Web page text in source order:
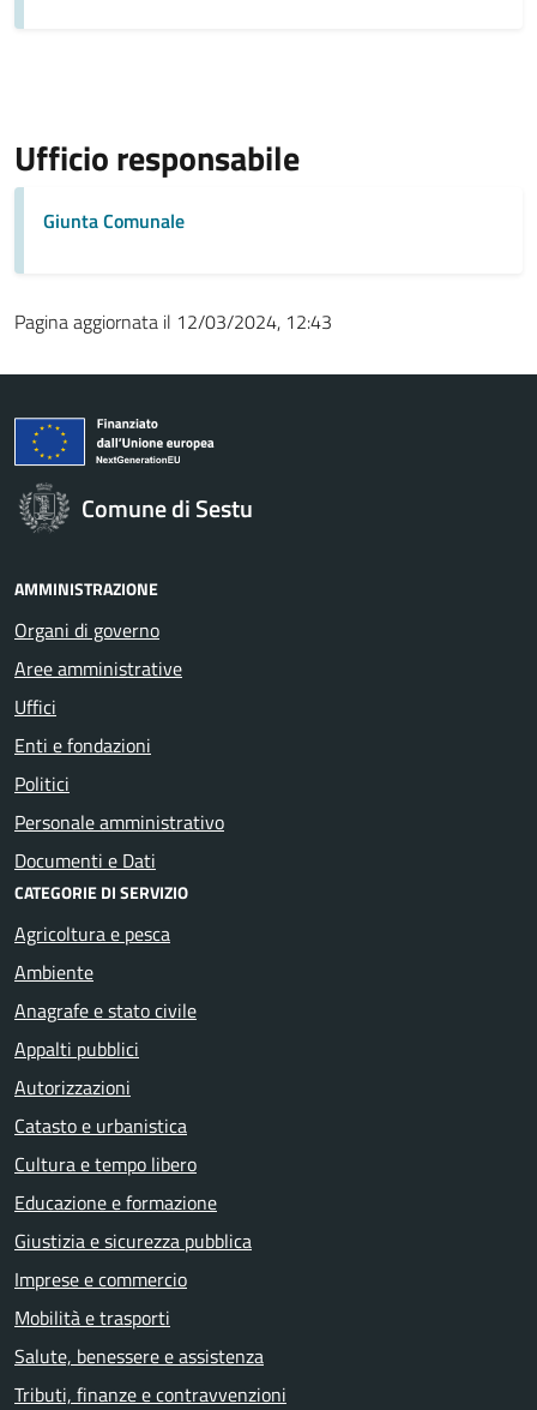
Ufficio responsabile
Giunta Comunale
Pagina aggiornata il 12/03/2024, 12:43
Comune di Sestu
AMMINISTRAZIONE
Organi di governo
Aree amministrative
Uffici
Enti e fondazioni
Politici
Personale amministrativo
Documenti e Dati
CATEGORIE DI SERVIZIO
Agricoltura e pesca
Ambiente
Anagrafe e stato civile
Appalti pubblici
Autorizzazioni
Catasto e urbanistica
Cultura e tempo libero
Educazione e formazione
Giustizia e sicurezza pubblica
Imprese e commercio
Mobilità e trasporti
Salute, benessere e assistenza
Tributi, finanze e contravvenzioni